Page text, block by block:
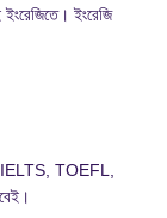
ইংরেজি
IELTS, TOEFL,